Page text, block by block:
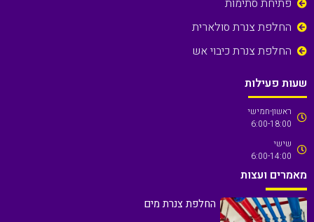
פתיחת סתימות
החלפת צנרת סולארית
החלפת צנרת כיבוי אש
שעות פעילות
ראשון-חמישי
6:00-18:00
שישי
6:00-14:00
מאמרים ועצות
החלפת צנרת מים